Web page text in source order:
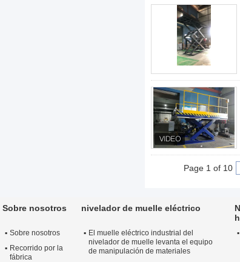
Page 1 of 10
Sobre nosotros
Sobre nosotros
Recorrido por la
fábrica
nivelador de muelle eléctrico
El muelle eléctrico industrial del
nivelador de muelle levanta el equipo
de manipulación de materiales